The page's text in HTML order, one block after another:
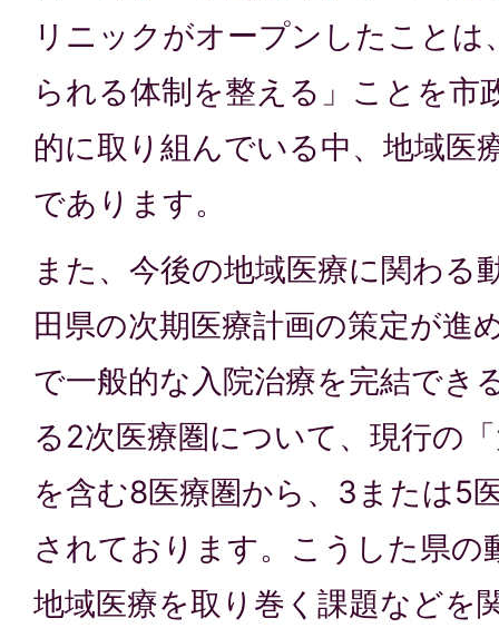
リニックがオープンしたことは
られる体制を整える」ことを市
的に取り組んでいる中、地域医
であります。
また、今後の地域医療に関わる
田県の次期医療計画の策定が進
で一般的な入院治療を完結でき
る2次医療圏について、現行の
を含む8医療圏から、3または5
されております。こうした県の
地域医療を取り巻く課題などを